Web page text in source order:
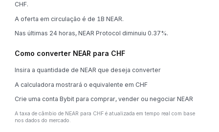
CHF.
A oferta em circulação é de 1B NEAR.
Nas últimas 24 horas, NEAR Protocol diminuiu 0.37%.
Como converter NEAR para CHF
Insira a quantidade de NEAR que deseja converter
A calculadora mostrará o equivalente em CHF
Crie uma conta Bybit para comprar, vender ou negociar NEAR
A taxa de câmbio de NEAR para CHF é atualizada em tempo real com base
nos dados do mercado.